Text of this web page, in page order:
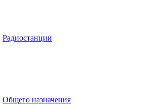
Радиостанции
Общего назначения